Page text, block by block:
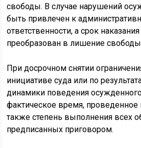
свободы. В случае нарушений
быть привлечен к
ответственности, а срок
преобразован в лишение
При досрочном снятии
инициативе суда или по
динамики поведения
фактическое время, проведенное
также степень выполнения всех
предписанных приговором.